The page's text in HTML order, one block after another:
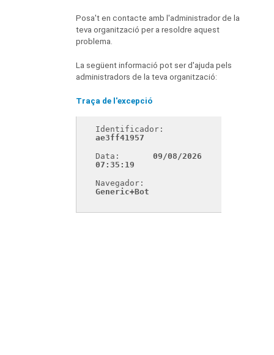
Posa't en contacte amb l'administrador de la
teva organització per a resoldre aquest
problema.
La següent informació pot ser d'ajuda pels
administradors de la teva organització:
Traça de l'excepció
ae3ff41957
Data:
09/08/2026
07:35:19
Generic+Bot